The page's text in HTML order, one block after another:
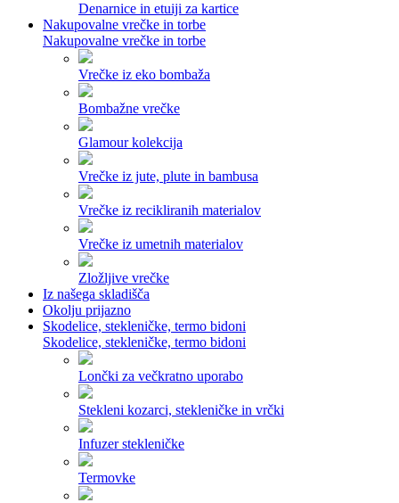
Denarnice in etuiji za kartice
Nakupovalne vrečke in torbe
Nakupovalne vrečke in torbe
Vrečke iz eko bombaža
Bombažne vrečke
Glamour kolekcija
Vrečke iz jute, plute in bambusa
Vrečke iz recikliranih materialov
Vrečke iz umetnih materialov
Zložljive vrečke
Iz našega skladišča
Okolju prijazno
Skodelice, stekleničke, termo bidoni
Skodelice, stekleničke, termo bidoni
Lončki za večkratno uporabo
Stekleni kozarci, stekleničke in vrčki
Infuzer stekleničke
Termovke